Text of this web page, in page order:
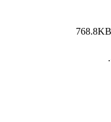
768.8KB